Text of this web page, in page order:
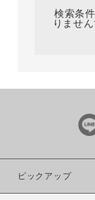
検索条
りませ
ピックアップ